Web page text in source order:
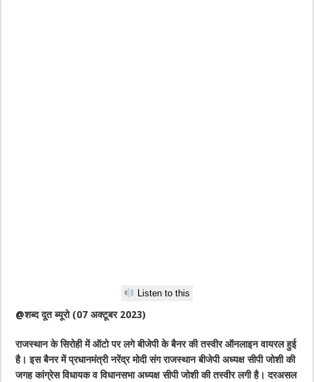
Listen to this
@शब्द दूत ब्यूरो (07 अक्टूबर 2023)
राजस्थान के सिरोही में ऑटो पर लगे बीजेपी के बैनर की तस्वीर ऑनलाइन वायरल हुई
है। इस बैनर में प्रधानमंत्री नरेंद्र मोदी संग राजस्थान बीजेपी अध्यक्ष सीपी जोशी की
जगह कांग्रेस विधायक व विधानसभा अध्यक्ष सीपी जोशी की तस्वीर लगी है। दरअसल